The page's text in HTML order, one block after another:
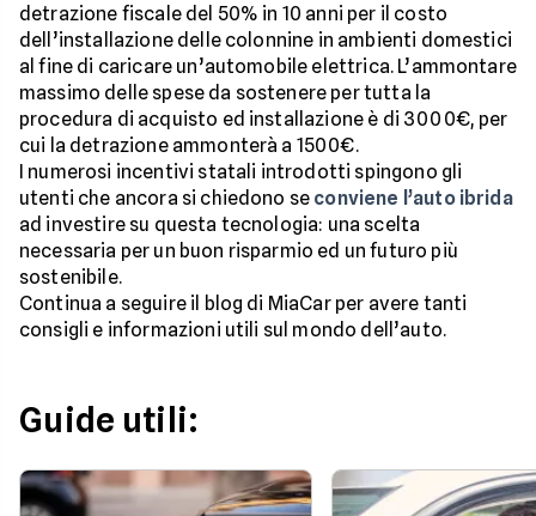
detrazione fiscale del 50% in 10 anni per il costo
dell’installazione delle colonnine in ambienti domestici
al fine di caricare un’automobile elettrica. L’ammontare
massimo delle spese da sostenere per tutta la
procedura di acquisto ed installazione è di 3000€, per
cui la detrazione ammonterà a 1500€.
I numerosi incentivi statali introdotti spingono gli
utenti che ancora si chiedono se conviene l’auto ibrida
ad investire su questa tecnologia: una scelta
necessaria per un buon risparmio ed un futuro più
sostenibile.
Continua a seguire il blog di MiaCar per avere tanti
consigli e informazioni utili sul mondo dell’auto.
Guide utili: